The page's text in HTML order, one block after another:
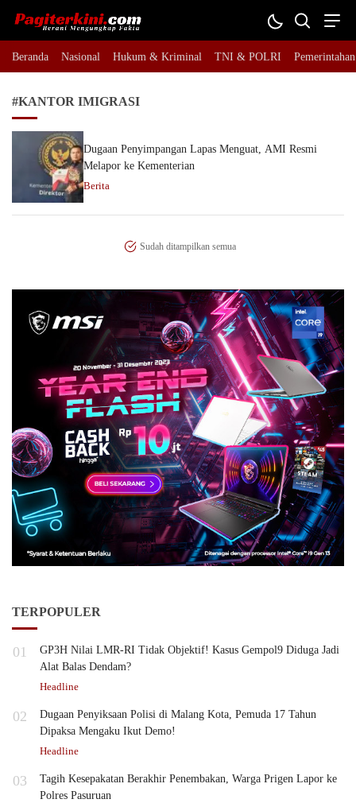
Pagiterkini.com
Berani Mengungkap Fakta
Beranda Nasional Hukum & Kriminal TNI & POLRI Pemerintahan
#KANTOR IMIGRASI
Dugaan Penyimpangan Lapas Menguat, AMI Resmi
Melapor ke Kementerian
Berita
Sudah ditampilkan semua
TERPOPULER
01
GP3H Nilai LMR-RI Tidak Objektif! Kasus Gempol9 Diduga Jadi
Alat Balas Dendam?
Headline
02
Dugaan Penyiksaan Polisi di Malang Kota, Pemuda 17 Tahun
Dipaksa Mengaku Ikut Demo!
Headline
03
Tagih Kesepakatan Berakhir Penembakan, Warga Prigen Lapor ke
Polres Pasuruan